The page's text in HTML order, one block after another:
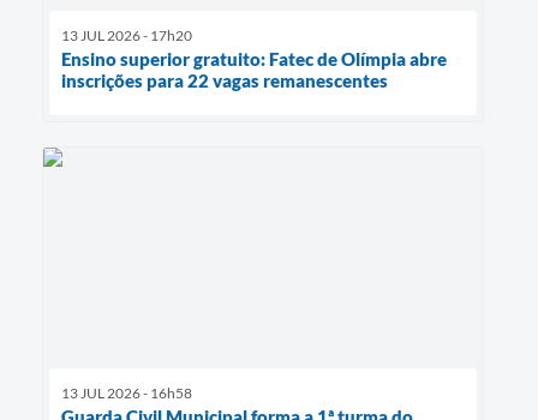
13 JUL 2026 - 17h20
Ensino superior gratuito: Fatec de Olímpia abre
inscrições para 22 vagas remanescentes
13 JUL 2026 - 16h58